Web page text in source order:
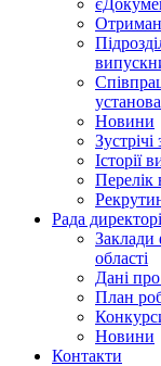
Новини
Історії
Перелік
Рада
Заклади
області
Дані
План
Новини
Контакти